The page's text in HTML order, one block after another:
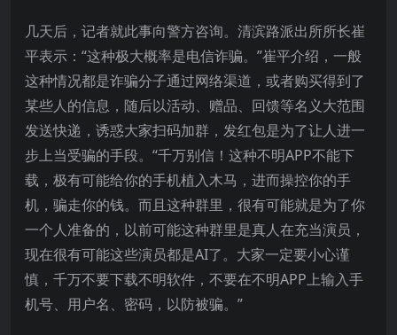
几天后，记者就此事向警方咨询。清滨路派出所所长崔
平表示：“这种极大概率是电信诈骗。”崔平介绍，一般
这种情况都是诈骗分子通过网络渠道，或者购买得到了
某些人的信息，随后以活动、赠品、回馈等名义大范围
发送快递，诱惑大家扫码加群，发红包是为了让人进一
步上当受骗的手段。“千万别信！这种不明APP不能下
载，极有可能给你的手机植入木马，进而操控你的手
机，骗走你的钱。而且这种群里，很有可能就是为了你
一个人准备的，以前可能这种群里是真人在充当演员，
现在很有可能这些演员都是AI了。大家一定要小心谨
慎，千万不要下载不明软件，不要在不明APP上输入手
机号、用户名、密码，以防被骗。”